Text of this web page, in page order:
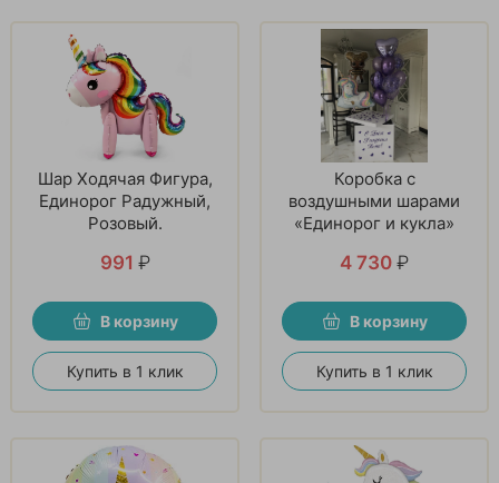
Шар Ходячая Фигура,
Единорог Радужный,
Розовый.
991 ₽
В корзину
Купить в 1 клик
Коробка с
воздушными шарами
«Единорог и кукла»
4 730 ₽
В корзину
Купить в 1 клик